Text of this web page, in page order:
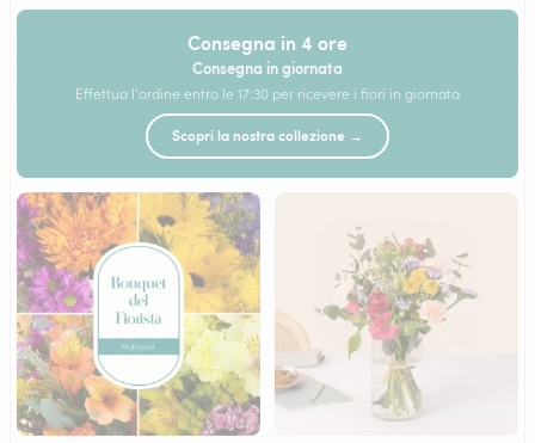
Consegna in 4 ore
Consegna in giornata
Effettua l'ordine entro le 17:30 per ricevere i fiori in giornata
Scopri la nostra collezione →